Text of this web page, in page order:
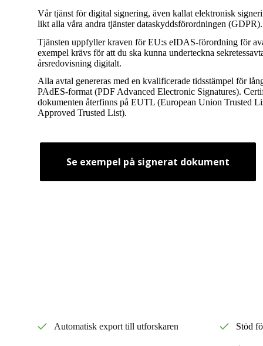
Vår tjänst för digital signering, även kallat elektronisk
likt alla våra andra tjänster dataskyddsförordningen (GDPR).
Tjänsten uppfyller kraven för EU:s eIDAS-förordning för
exempel krävs för att du ska kunna underteckna
årsredovisning digitalt.
Alla avtal genereras med en kvalificerade tidsstämpel för
PAdES-format (PDF Advanced Electronic Signatures).
dokumenten återfinns på EUTL (European Union Trusted
Approved Trusted List).
Se exempel på signerat dokument
Automatisk export till utforskaren Stöd